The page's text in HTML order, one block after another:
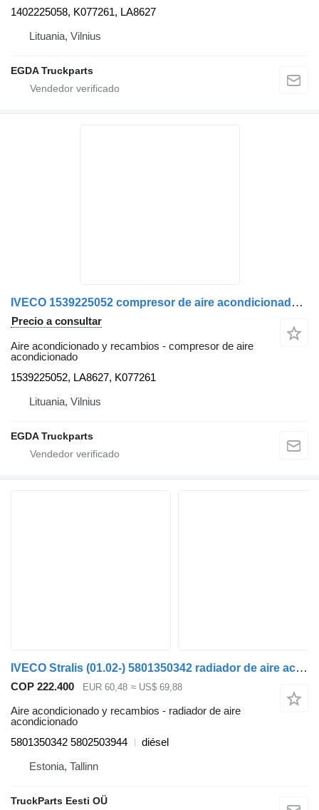
1402225058, K077261, LA8627
Lituania, Vilnius
EGDA Truckparts
IVECO 1539225052 compresor de aire acondicionado para IVECO STRALIS 6 cabeza tractora
Precio a consultar
Aire acondicionado y recambios - compresor de aire
acondicionado
1539225052, LA8627, K077261
Lituania, Vilnius
EGDA Truckparts
IVECO Stralis (01.02-) 5801350342 radiador de aire acondicionado para IVECO Stralis, Trakker (2002-) cabeza tractora
COP 222.400 EUR 60,48 ≈ US$ 69,88
Aire acondicionado y recambios - radiador de aire
acondicionado
5801350342 5802503944
diésel
Estonia, Tallinn
TruckParts Eesti OÜ